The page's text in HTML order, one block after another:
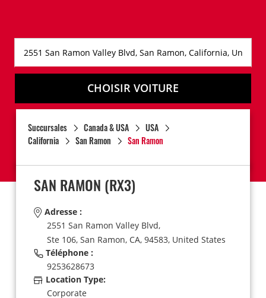
CHOISIR VOITURE
Succursales Canada & USA
USA
California
San Ramon San Ramon
SAN RAMON (RX3)
Adresse :
2551 San Ramon Valley Blvd,
Ste 106, San Ramon, CA, 94583, United States
Téléphone :
9253628673
Location Type:
Corporate